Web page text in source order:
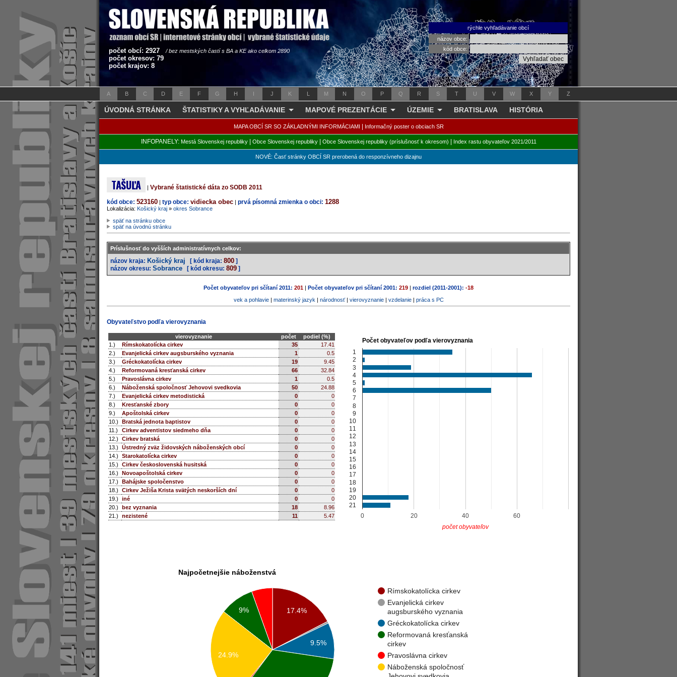
počet obcí: 2927 / bez mestských častí s BA a KE ako celkom 2890
počet okresov: 79
počet krajov: 8
rýchle vyhľadávanie obcí
názov obce:
kód obce:
A B C D E F G H I J K L M N O P Q R S T U V W X Y Z
ÚVODNÁ STRÁNKA ŠTATISTIKY A VYHĽADÁVANIE MAPOVÉ PREZENTÁCIE ÚZEMIE BRATISLAVA HISTÓRIA
MAPA OBCÍ SR SO ZÁKLADNÝMI INFORMÁCIAMI Informačný poster o obciach SR
INFOPANELY: Mestá Slovenskej republiky| Obce Slovenskej republiky| Obce Slovenskej republiky (príslušnosť k okresom) Index rastu obyvateľov 2021/2011
NOVÉ: Časť stránky OBCÍ SR prerobená do responzívneho dizajnu
TAŠUĽA | Vybrané štatistické dáta zo SODB 2011
kód obce: 523160 | typ obce: vidiecka obec | prvá písomná zmienka o obci: 1288
Lokalizácia: Košický kraj » okres Sobrance
späť na stránku obce
späť na úvodnú stránku
Príslušnosť do vyšších administratívnych celkov:
názov kraja: Košický kraj [ kód kraja: 800 ]
názov okresu: Sobrance [ kód okresu: 809 ]
Počet obyvateľov pri sčítaní 2011: 201 | Počet obyvateľov pri sčítaní 2001: 219 | rozdiel (2011-2001): -18
vek a pohlavie| materinský jazyk | národnosť| vierovyznanie| vzdelanie| práca s PC
Obyvateľstvo podľa vierovyznania
vierovyznanie počet
podiel (%)
1.)
Rímskokatolícka cirkev 35
17.41
2.)
Evanjelická cirkev augsburského vyznania 1
0.5
3.)
Gréckokatolícka cirkev 19
9.45
4.)
Reformovaná kresťanská cirkev 66
32.84
5.)
Pravoslávna cirkev 1
0.5
6.)
Náboženská spoločnosť Jehovovi svedkovia 50
24.88
7.)
Evanjelická cirkev metodistická 0
0
8.)
Kresťanské zbory 0
0
9.)
Apoštolská cirkev 0
0
10.)
Bratská jednota baptistov 0
0
11.)
Cirkev adventistov siedmeho dňa 0
0
12.)
Cirkev bratská 0
0
13.)
Ústredný zväz židovských náboženských obcí 0
0
14.)
Starokatolícka cirkev 0
0
15.)
Cirkev československá husitská 0
0
16.)
Novoapoštolská cirkev 0
0
17.)
Bahájske spoločenstvo 0
0
18.)
Cirkev Ježiša Krista svätých neskorších dní 0
0
19.)
iné 0
0
20.)
bez vyznania 18
8.96
21.)
nezistené 11 5.47
Počet obyvateľov podľa vierovyznania
0 20 40 60
1
2
3
4
5
6
7
8
9
10
11
12
13
14
15
16
17
18
19
20
21
počet obyvateľov
Najpočetnejšie náboženstvá
Rímskokatolícka cirkev
Evanjelická cirkev
augsburského vyznania
Gréckokatolícka cirkev
Reformovaná kresťanská
cirkev
Pravoslávna cirkev
Náboženská spoločnosť
17.4%
9.5%
9%
24.9%